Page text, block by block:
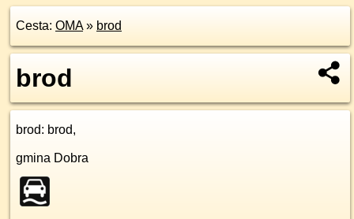
Cesta: OMA» brod
brod
brod: brod,
gmina Dobra